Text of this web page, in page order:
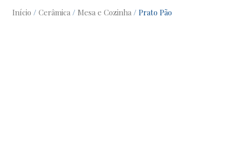
Início / Cerâmica / Mesa e Cozinha / Prato Pão